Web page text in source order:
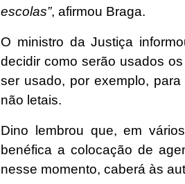
escolas”, afirmou Braga.
O ministro da Justiça
decidir como serão usados
ser usado, por exemplo,
não letais.
Dino lembrou que, em
benéfica a colocação de
nesse momento, caberá às